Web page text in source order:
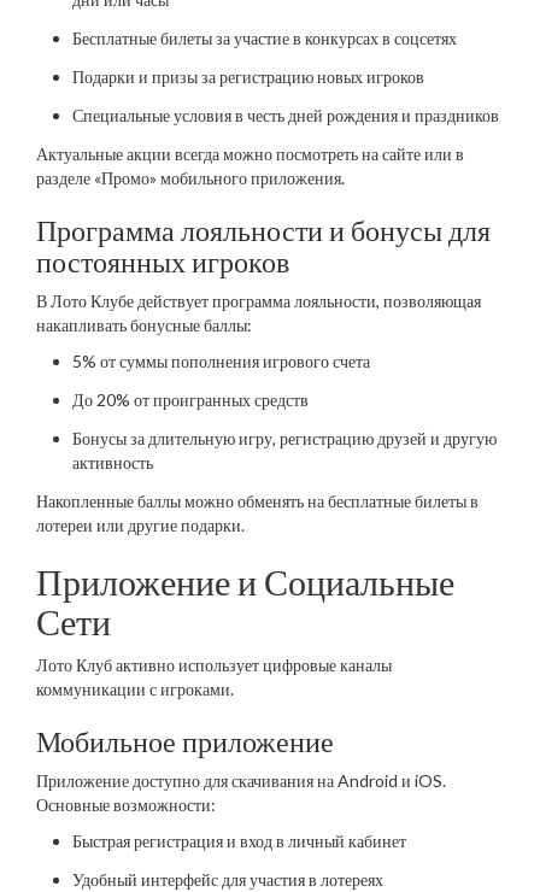
Бесплатные билеты за участие в конкурсах в соцсетях
Подарки и призы за регистрацию новых игроков
Специальные условия в честь дней рождения и праздников
Актуальные акции всегда можно посмотреть на сайте или в
разделе «Промо» мобильного приложения.
Программа лояльности и бонусы для
постоянных игроков
В Лото Клубе действует программа лояльности, позволяющая
накапливать бонусные баллы:
5% от суммы пополнения игрового счета
До 20% от проигранных средств
Бонусы за длительную игру, регистрацию друзей и другую
активность
Накопленные баллы можно обменять на бесплатные билеты в
лотереи или другие подарки.
Приложение и Социальные
Сети
Лото Клуб активно использует цифровые каналы
коммуникации с игроками.
Мобильное приложение
Приложение доступно для скачивания на Android и iOS.
Основные возможности:
Быстрая регистрация и вход в личный кабинет
Удобный интерфейс для участия в лотереях